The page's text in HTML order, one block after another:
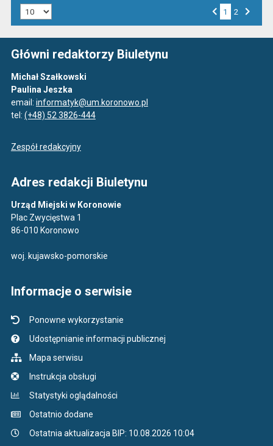
1 2
Główni redaktorzy Biuletynu
Michał Szałkowski
Paulina Jeszka
email: informatyk@um.koronowo.pl
tel: (+48) 52 3826-444
Zespół redakcyjny
Adres redakcji Biuletynu
Urząd Miejski w Koronowie
Plac Zwycięstwa 1
86-010 Koronowo
woj. kujawsko-pomorskie
Informacje o serwisie
Ponowne wykorzystanie
Udostępnianie informacji publicznej
Mapa serwisu
Instrukcja obsługi
Statystyki oglądalności
Ostatnio dodane
Ostatnia aktualizacja BIP: 10.08.2026 10:04